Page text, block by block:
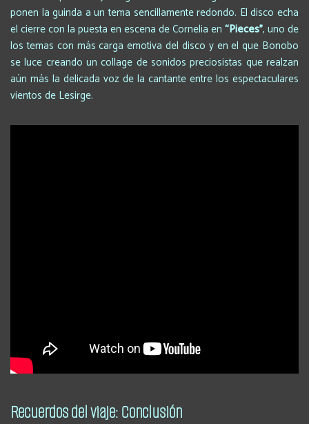
ponen la guinda a un tema sencillamente redondo. El disco echa
el cierre con la puesta en escena de Cornelia en “Pieces”, uno de
los temas con más carga emotiva del disco y en el que Bonobo
se luce creando un collage de sonidos preciosistas que realzan
aún más la delicada voz de la cantante entre los espectaculares
vientos de Lesirge.
Recuerdos del viaje: Conclusión